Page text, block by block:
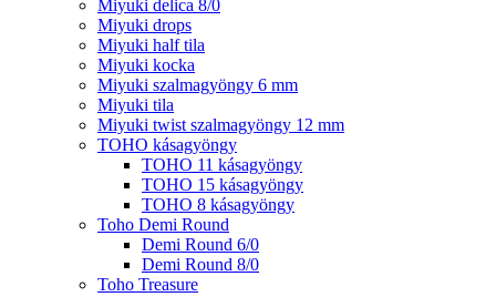
Miyuki delica 8/0
Miyuki drops
Miyuki half tila
Miyuki kocka
Miyuki szalmagyöngy 6 mm
Miyuki tila
Miyuki twist szalmagyöngy 12 mm
TOHO kásagyöngy
TOHO 11 kásagyöngy
TOHO 15 kásagyöngy
TOHO 8 kásagyöngy
Toho Demi Round
Demi Round 6/0
Demi Round 8/0
Toho Treasure